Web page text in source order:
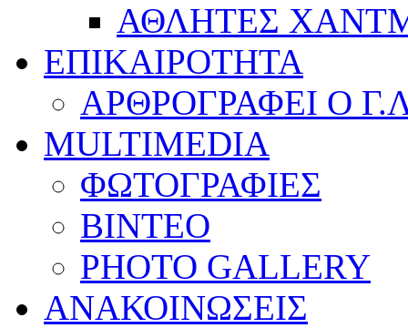
ΑΘΛΗΤΕΣ
ΕΠΙΚΑΙΡΟΤΗΤΑ
ΑΡΘΡΟΓΡΑΦΕΙ Ο
MULTIMEDIA
ΦΩΤΟΓΡΑΦΙΕΣ
ΒΙΝΤΕΟ
PHOTO GALLERY
ΑΝΑΚΟΙΝΩΣΕΙΣ